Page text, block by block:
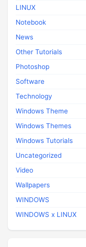
LINUX
Notebook
News
Other Tutorials
Photoshop
Software
Technology
Windows Theme
Windows Themes
Windows Tutorials
Uncategorized
Video
Wallpapers
WINDOWS
WINDOWS x LINUX